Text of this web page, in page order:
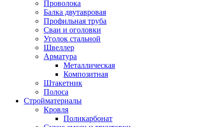
Проволока
Балка двутавровая
Профильная труба
Сваи и оголовки
Уголок стальной
Швеллер
Арматура
Металлическая
Композитная
Штакетник
Полоса
Стройматериалы
Кровля
Поликарбонат